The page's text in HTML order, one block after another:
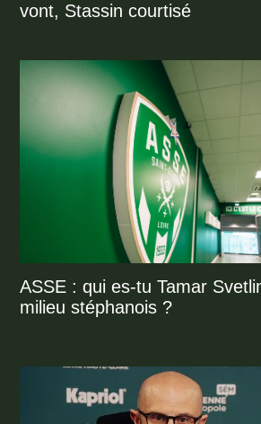
vont, Stassin courtisé
ASSE : qui es-tu Tamar
milieu stéphanois ?